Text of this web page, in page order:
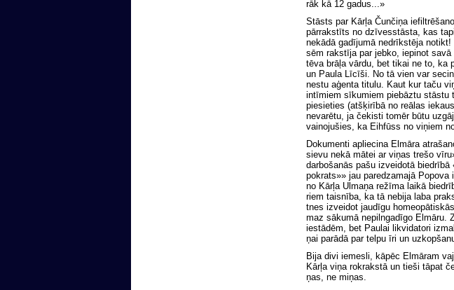
rāk kā 12 ga­dus...»
Stāsts par Kār­ļa Čun­či­ņa
pār­rak­stīts no dzī­ves­stās­ta, kas
ne­kā­dā ga­dī­ju­mā ne­drīk­stē­ja
sēm rak­stī­ja par jeb­ko, ie­pi­not
tē­va brā­ļa vār­du, bet ti­kai ne to, ka
un Pa­ula Lī­cī­ši. No tā vien var
nes­tu aģen­ta ti­tu­lu. Kaut kur ta­ču
in­tī­miem sī­ku­miem pie­bāz­tu stās­tu
pie­sie­ties (at­šķi­rī­bā no re­ālas
ne­va­rē­tu, ja če­kis­ti to­mēr bū­tu
vai­no­ju­šies, ka Eih­fūss no vi­ņiem
Do­ku­men­ti ap­lie­ci­na El­mā­ra
sie­vu ne­kā mā­tei ar vi­ņas tre­šo
dar­bo­ša­nās pa­šu iz­vei­do­tā
pok­rats»» jau pa­re­dza­ma­jā
no Kār­ļa Ul­ma­ņa re­žī­ma lai­kā
riem tais­nī­ba, ka tā ne­bi­ja la­ba
tnes iz­vei­dot jau­dī­gu
maz sā­ku­mā ne­piln­ga­dī­go El­mā­ru.
ie­stā­dēm, bet Pa­ulai lik­vi­da­to­ri
ņai pa­rā­dā par tel­pu īri un
Bi­ja di­vi ie­mes­li, kā­pēc El­mā­ram
Kār­ļa vi­ņa rok­rak­stā un tie­ši tā­pat
ņas, ne mi­ņas.